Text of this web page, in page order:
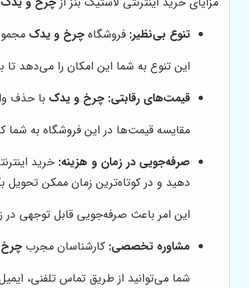
تنوع بی‌نظیر: فروشگاه چرخ و یدک
این تنوع به شما این امکان را می‌دهد
قیمت‌های رقابتی: چرخ و یدکبا حذف
مقایسه قیمت‌ها در این فروشگاه به شما
صرفه‌جویی در زمان و هزینه: خرید
دهید و در کوتاه‌ترین زمان ممکن تحویل
این امر باعث صرفه‌جویی قابل توجهی
مشاوره تخصصی: کارشناسان مجرب
شما می‌توانید از طریق تماس تلفنی،